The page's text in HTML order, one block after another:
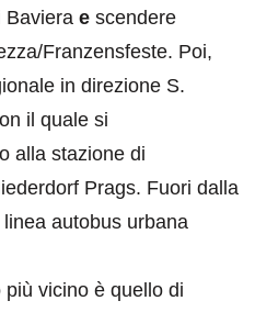
Baviera e scendere
Franzensfeste. Poi,
in direzione S.
il quale si
alla stazione di
Prags. Fuori dalla
autobus urbana
più vicino è quello di